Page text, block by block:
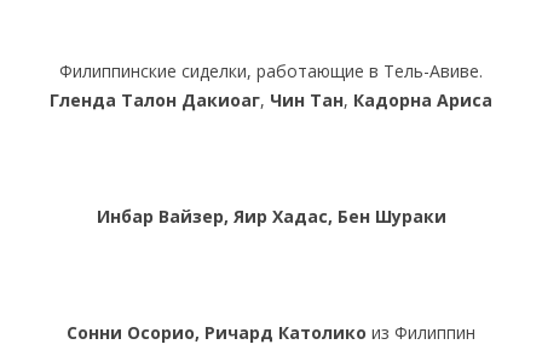
Филиппинские сиделки, работающие в Тель-Авиве.
Гленда Талон Дакиоаг, Чин Тан, Кадорна Ариса
Инбар Вайзер, Яир Хадас, Бен Шураки
Сонни Осорио, Ричард Католико из Филиппин